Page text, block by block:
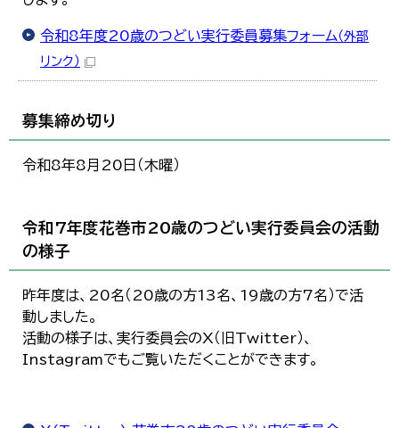
令和8年度20歳のつどい実行委員募集フォーム （外部
リンク）
募集締め切り
令和8年8月20日（木曜）
令和7年度花巻市20歳のつどい実行委員会の活動
の様子
昨年度は、20名（20歳の方13名、19歳の方7名）で活
動しました。
活動の様子は、実行委員会のX（旧Twitter）、
Instagramでもご覧いただくことができます。